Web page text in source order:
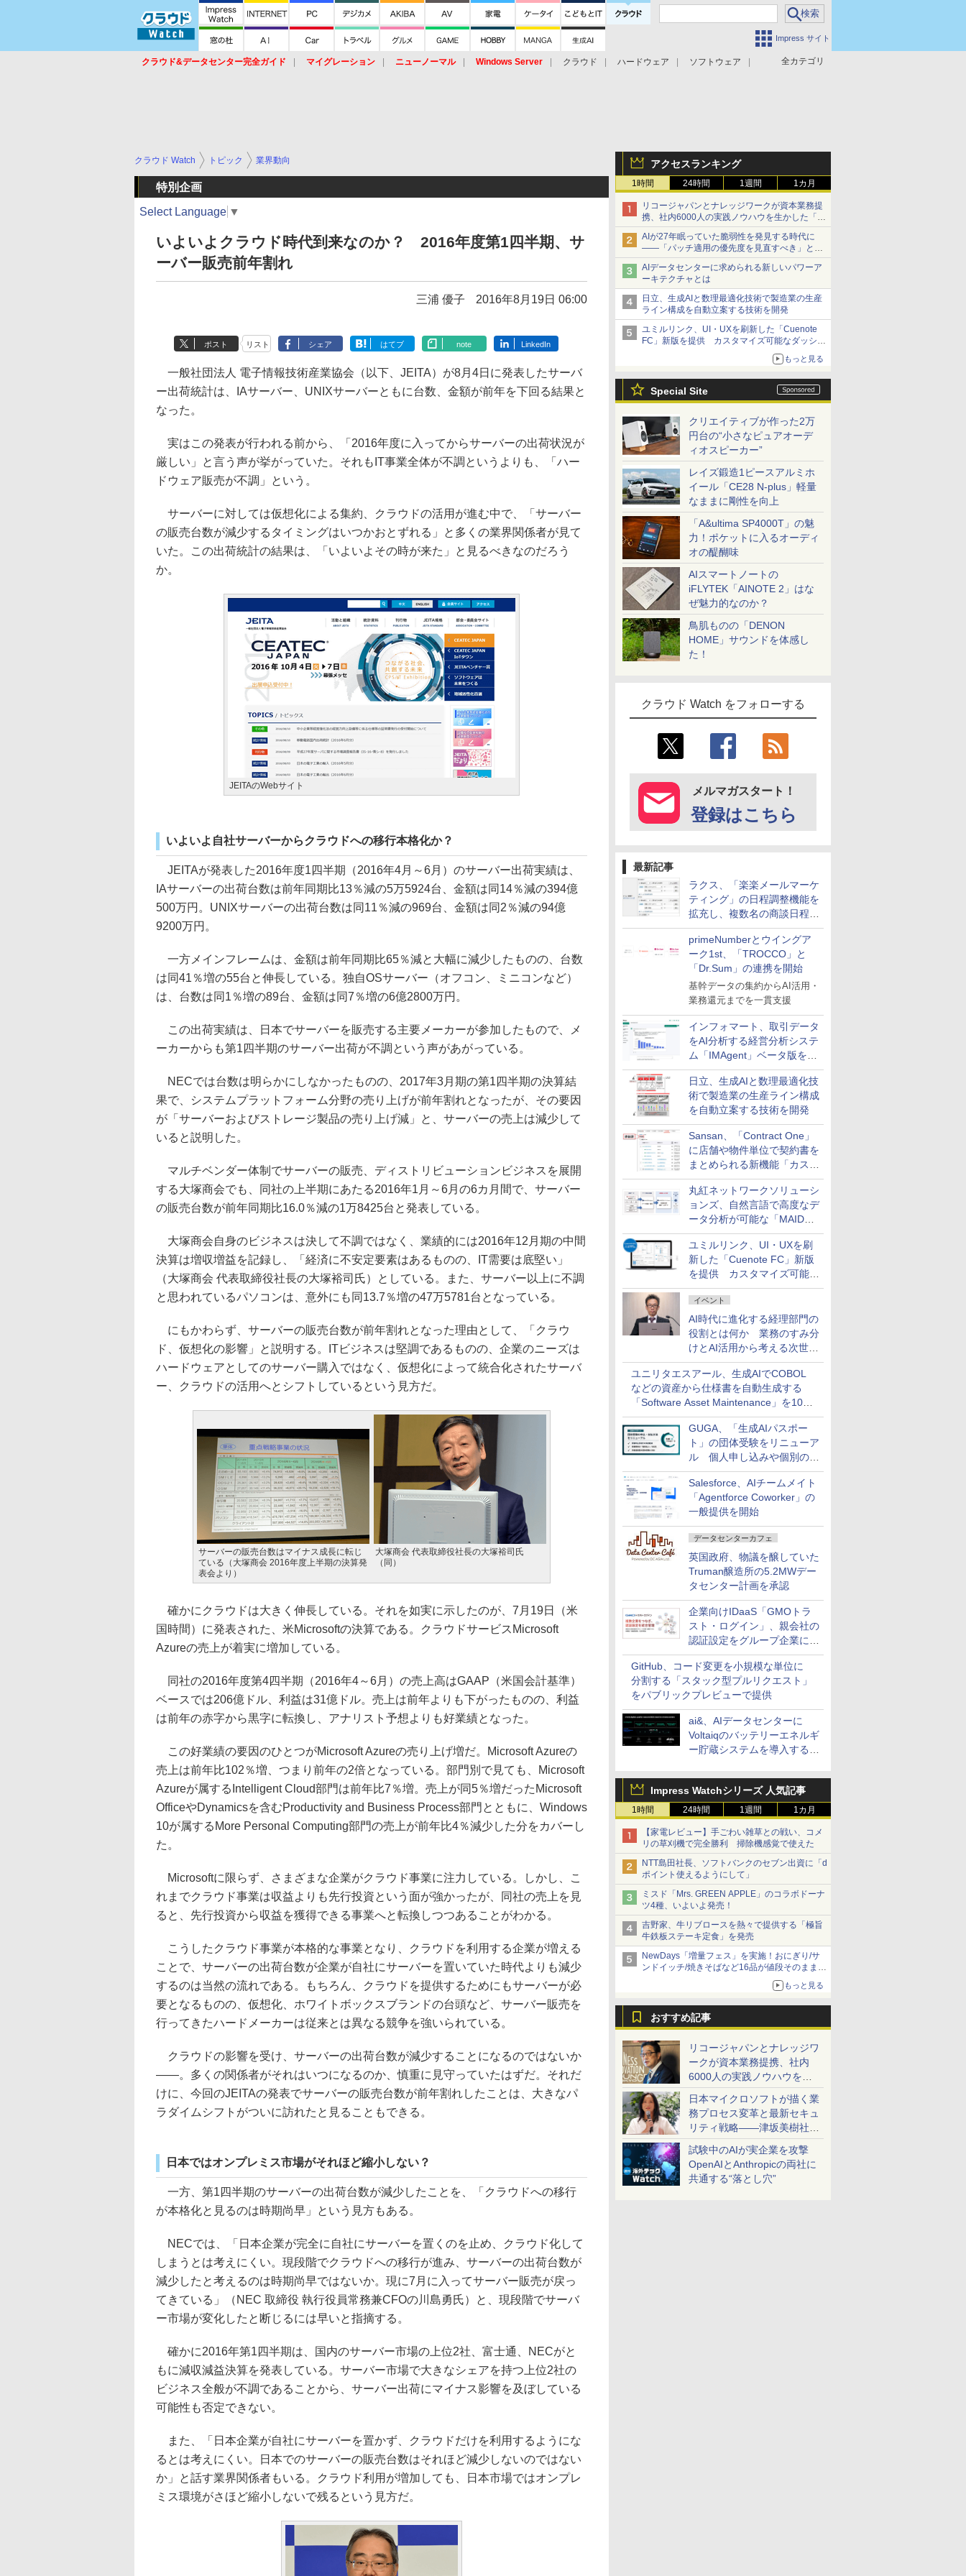
Impress サイト
全カテゴリ
クラウド&データセンター完全ガイド マイグレーション ニューノーマル Windows Server クラウド ハードウェア
ソフトウェア
アクセスランキング
1時間 24時間 1週間 1カ月
リコージャパンとナレッジワークが資本業務提
携、社内6000人の実践ノウハウを生かした「AI
商談記録 for RICOH」を展開へ
AIが27年眠っていた脆弱性を発見する時代に
――「パッチ適用の優先度を見直すべき」とセ
キュリティ専門家
AIデータセンターに求められる新しいパワーア
ーキテクチャとは
日立、生成AIと数理最適化技術で製造業の生産
ライン構成を自動立案する技術を開発
ユミルリンク、UI・UXを刷新した「Cuenote
FC」新版を提供 カスタマイズ可能なダッシュ
もっと見る
Special Site
クリエイティブが作った2万
円台の“小さなピュアオーデ
ィオスピーカー”
レイズ鍛造1ピースアルミホ
イール「CE28 N-plus」軽量
なままに剛性を向上
「A&ultima SP4000T」の魅
力！ポケットに入るオーディ
オの醍醐味
AIスマートノートの
iFLYTEK「AINOTE 2」はな
ぜ魅力的なのか？
鳥肌ものの「DENON
HOME」サウンドを体感し
た！
クラウド Watch をフォローする
メルマガスタート！
登録はこちら
最新記事
ラクス、「楽楽メールマーケ
ティング」の日程調整機能を
拡充し、複数名の商談日程調
整を効率化
primeNumberとウイングア
ーク1st、「TROCCO」と
「Dr.Sum」の連携を開始
基幹データの集約からAI活用・
業務還元までを一貫支援
インフォマート、取引データ
をAI分析する経営分析システ
ム「IMAgent」ベータ版を提
供
日立、生成AIと数理最適化技
術で製造業の生産ライン構成
を自動立案する技術を開発
Sansan、「Contract One」
に店舗や物件単位で契約書を
まとめられる新機能「カスタ
ム契約ツリー」を追加
丸紅ネットワークソリューシ
ョンズ、自然言語で高度なデ
ータ分析が可能な「MAIDOA
AI ASSIST」を9月より提供
ユミルリンク、UI・UXを刷
新した「Cuenote FC」新版
を提供 カスタマイズ可能な
ダッシュボード画面を搭載
イベント
AI時代に進化する経理部門の
役割とは何か 業務のすみ分
けとAI活用から考える次世代
ファイナンス戦略
ユニリタエスアール、生成AIでCOBOL
などの資産から仕様書を自動生成する
「Software Asset Maintenance」を10月
に発売
GUGA、「生成AIパスポー
ト」の団体受験をリニューア
ル 個人申し込みや個別の支
払いなどに対応
Salesforce、AIチームメイト
「Agentforce Coworker」の
一般提供を開始
データセンターカフェ
英国政府、物議を醸していた
Truman醸造所の5.2MWデー
タセンター計画を承認
企業向けIDaaS「GMOトラ
スト・ログイン」、親会社の
認証設定をグループ企業に展
開できる新機能を提供
GitHub、コード変更を小規模な単位に
分割する「スタック型プルリクエスト」
をパブリックプレビューで提供
ai&、AIデータセンターに
Voltaiqのバッテリーエネルギ
ー貯蔵システムを導入する計
Impress Watchシリーズ 人気記事
1時間 24時間 1週間 1カ月
【家電レビュー】手ごわい雑草との戦い、コメ
リの草刈機で完全勝利 掃除機感覚で使えた
NTT島田社長、ソフトバンクのセブン出資に「d
ポイント使えるようにして」
ミスド「Mrs. GREEN APPLE」のコラボドーナ
ツ4種、いよいよ発売！
吉野家、牛リブロースを熱々で提供する「極旨
牛鉄板ステーキ定食」を発売
NewDays「増量フェス」を実施！おにぎり/サ
ンドイッチ/焼きそばなど16品が値段そのままで
もっと見る
おすすめ記事
リコージャパンとナレッジワ
ークが資本業務提携、社内
6000人の実践ノウハウを生
かした「AI商談記録 for
RICOH」を展開へ
日本マイクロソフトが描く業
務プロセス変革と最新セキュ
リティ戦略――津坂美樹社長
が2027年度戦略を説明
試験中のAIが実企業を攻撃
OpenAIとAnthropicの両社に
共通する“落とし穴”
クラウド Watch トピック 業界動向
特別企画
Select Language ▼
いよいよクラウド時代到来なのか？ 2016年度第1四半期、サ
ーバー販売前年割れ
三浦 優子 2016年8月19日 06:00
ポスト リスト シェア はてブ note LinkedIn
一般社団法人 電子情報技術産業協会（以下、JEITA）が8月4日に発表したサーバ
ー出荷統計は、IAサーバー、UNIXサーバーともに台数、金額が前年を下回る結果と
なった。
実はこの発表が行われる前から、「2016年度に入ってからサーバーの出荷状況が
厳しい」と言う声が挙がっていた。それもIT事業全体が不調というよりも、「ハー
ドウェア販売が不調」という。
サーバーに対しては仮想化による集約、クラウドの活用が進む中で、「サーバー
の販売台数が減少するタイミングはいつかおとずれる」と多くの業界関係者が見て
いた。この出荷統計の結果は、「いよいよその時が来た」と見るべきなのだろう
か。
JEITAのWebサイト
いよいよ自社サーバーからクラウドへの移行本格化か？
JEITAが発表した2016年度1四半期（2016年4月～6月）のサーバー出荷実績は、
IAサーバーの出荷台数は前年同期比13％減の5万5924台、金額は同14％減の394億
500万円。UNIXサーバーの出荷台数は同11％減の969台、金額は同2％減の94億
9200万円。
一方メインフレームは、金額は前年同期比65％減と大幅に減少したものの、台数
は同41％増の55台と伸長している。独自OSサーバー（オフコン、ミニコンなど）
は、台数は同1％増の89台、金額は同7％増の6億2800万円。
この出荷実績は、日本でサーバーを販売する主要メーカーが参加したもので、メ
ーカーからも第1四半期のサーバー出荷が不調という声があがっている。
NECでは台数は明らかにしなかったものの、2017年3月期の第1四半期の決算結
果で、システムプラットフォーム分野の売り上げが前年割れとなったが、その要因
が「サーバーおよびストレージ製品の売り上げ減」と、サーバーの売上は減少して
いると説明した。
マルチベンダー体制でサーバーの販売、ディストリビューションビジネスを展開
する大塚商会でも、同社の上半期にあたる2016年1月～6月の6カ月間で、サーバー
の販売台数が前年同期比16.0％減の1万8425台と発表している。
大塚商会自身のビジネスは決して不調ではなく、業績的には2016年12月期の中間
決算は増収増益を記録し、「経済に不安定要素はあるものの、IT需要は底堅い」
（大塚商会 代表取締役社長の大塚裕司氏）としている。また、サーバー以上に不調
と思われているパソコンは、意外にも同13.7％増の47万5781台となっている。
にもかわらず、サーバーの販売台数が前年割れとなった理由として、「クラウ
ド、仮想化の影響」と説明する。ITビジネスは堅調であるものの、企業のニーズは
ハードウェアとしてのサーバー購入ではなく、仮想化によって統合化されたサーバ
ー、クラウドの活用へとシフトしているという見方だ。
サーバーの販売台数はマイナス成長に転じ
ている（大塚商会 2016年度上半期の決算発
表会より）
大塚商会 代表取締役社長の大塚裕司氏
（同）
確かにクラウドは大きく伸長している。それを如実に示したのが、7月19日（米
国時間）に発表された、米Microsoftの決算である。クラウドサービスMicrosoft
Azureの売上が着実に増加している。
同社の2016年度第4四半期（2016年4～6月）の売上高はGAAP（米国会計基準）
ベースでは206億ドル、利益は31億ドル。売上は前年よりも下がったものの、利益
は前年の赤字から黒字に転換し、アナリスト予想よりも好業績となった。
この好業績の要因のひとつがMicrosoft Azureの売り上げ増だ。Microsoft Azureの
売上は前年比102％増、つまり前年の2倍となっている。部門別で見ても、Microsoft
Azureが属するIntelligent Cloud部門は前年比7％増。売上が同5％増だったMicrosoft
OfficeやDynamicsを含むProductivity and Business Process部門とともに、Windows
10が属するMore Personal Computing部門の売上が前年比4％減少した分をカバーし
た。
Microsoftに限らず、さまざまな企業がクラウド事業に注力している。しかし、こ
れまでクラウド事業は収益よりも先行投資という面が強かったが、同社の売上を見
ると、先行投資から収益を獲得できる事業へと転換しつつあることがわかる。
こうしたクラウド事業が本格的な事業となり、クラウドを利用する企業が増える
ことで、サーバーの出荷台数が企業が自社にサーバーを置いていた時代よりも減少
するのは当然の流れである。もちろん、クラウドを提供するためにもサーバーが必
要となるものの、仮想化、ホワイトボックスブランドの台頭など、サーバー販売を
行ってきたハードメーカーは従来とは異なる競争を強いられている。
クラウドの影響を受け、サーバーの出荷台数が減少することになるのではないか
――。多くの関係者がそれはいつになるのか、慎重に見守っていたはずだ。それだ
けに、今回のJEITAの発表でサーバーの販売台数が前年割れしたことは、大きなパ
ラダイムシフトがついに訪れたと見ることもできる。
日本ではオンプレミス市場がそれほど縮小しない？
一方、第1四半期のサーバーの出荷台数が減少したことを、「クラウドへの移行
が本格化と見るのは時期尚早」という見方もある。
NECでは、「日本企業が完全に自社にサーバーを置くのを止め、クラウド化して
しまうとは考えにくい。現段階でクラウドへの移行が進み、サーバーの出荷台数が
減少したと考えるのは時期尚早ではないか。現に7月に入ってサーバー販売が戻っ
てきている」（NEC 取締役 執行役員常務兼CFOの川島勇氏）と、現段階でサーバ
ー市場が変化したと断じるには早いと指摘する。
確かに2016年第1四半期は、国内のサーバー市場の上位2社、富士通、NECがと
もに減収減益決算を発表している。サーバー市場で大きなシェアを持つ上位2社の
ビジネス全般が不調であることから、サーバー出荷にマイナス影響を及ぼしている
可能性も否定できない。
また、「日本企業が自社にサーバーを置かず、クラウドだけを利用するようにな
るとは考えにくい。日本でのサーバーの販売台数はそれほど減少しないのではない
か」と話す業界関係者もいる。クラウド利用が増加しても、日本市場ではオンプレ
ミス環境がさほど縮小しないで残るという見方だ。